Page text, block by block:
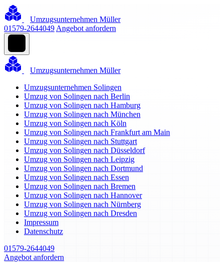
Umzugsunternehmen Müller
01579-2644049 Angebot anfordern
Umzugsunternehmen Müller
Umzugsunternehmen Solingen
Umzug von Solingen nach Berlin
Umzug von Solingen nach Hamburg
Umzug von Solingen nach München
Umzug von Solingen nach Köln
Umzug von Solingen nach Frankfurt am Main
Umzug von Solingen nach Stuttgart
Umzug von Solingen nach Düsseldorf
Umzug von Solingen nach Leipzig
Umzug von Solingen nach Dortmund
Umzug von Solingen nach Essen
Umzug von Solingen nach Bremen
Umzug von Solingen nach Hannover
Umzug von Solingen nach Nürnberg
Umzug von Solingen nach Dresden
Impressum
Datenschutz
01579-2644049
Angebot anfordern